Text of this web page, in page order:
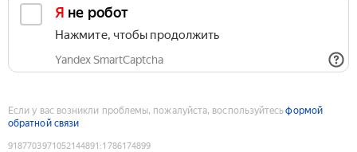
Я не робот
Нажмите, чтобы продолжить
Yandex SmartCaptcha
Если у вас возникли проблемы, пожалуйста, воспользуйтесьформой
обратной связи
9187703971052144891 :1786174899